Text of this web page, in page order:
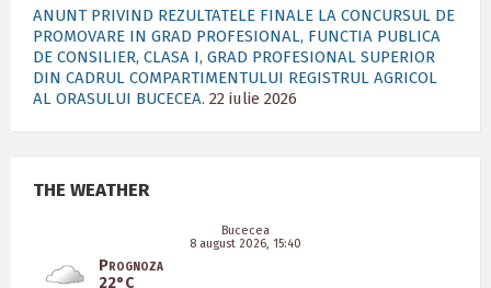
ANUNT PRIVIND REZULTATELE FINALE LA CONCURSUL DE
PROMOVARE IN GRAD PROFESIONAL, FUNCTIA PUBLICA
DE CONSILIER, CLASA I, GRAD PROFESIONAL SUPERIOR
DIN CADRUL COMPARTIMENTULUI REGISTRUL AGRICOL
AL ORASULUI BUCECEA. 22 iulie 2026
THE WEATHER
Bucecea
8 august 2026, 15:40
Prognoza
22°C